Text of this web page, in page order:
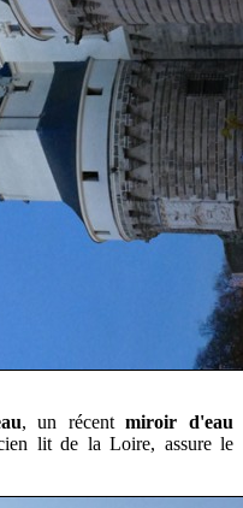
, un récentmiroir d'eau
lit de la Loire, assure le